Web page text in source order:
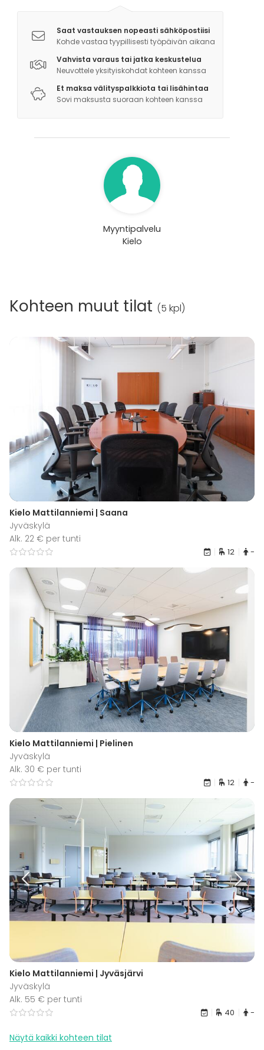
Saat vastauksen nopeasti sähköpostiisi
Kohde vastaa tyypillisesti työpäivän aikana
Vahvista varaus tai jatka keskustelua
Neuvottele yksityiskohdat kohteen kanssa
Et maksa välityspalkkiota tai lisähintaa
Sovi maksusta suoraan kohteen kanssa
Myyntipalvelu
Kielo
Kohteen muut tilat (5 kpl)
Kielo Mattilanniemi | Saana
Jyväskylä
Alk. 22 € per tunti
12 -
Kielo Mattilanniemi | Pielinen
Jyväskylä
Alk. 30 € per tunti
12 -
Kielo Mattilanniemi | Jyväsjärvi
Jyväskylä
Alk. 55 € per tunti
40 -
Näytä kaikki kohteen tilat